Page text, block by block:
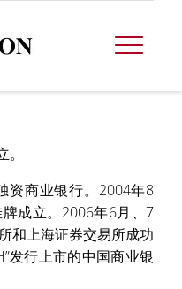
资商业银行。2004年8
成立。2006年6月、7
和上海证券交易所成功
发行上市的中国商业银